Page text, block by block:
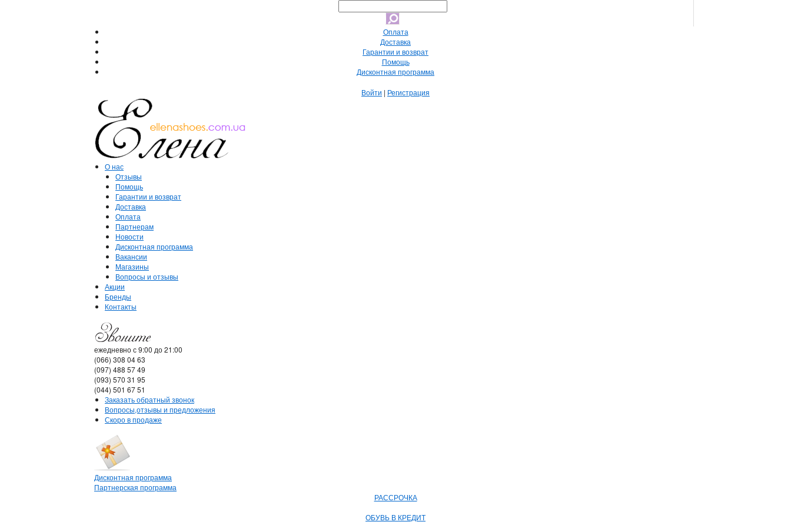
Оплата
Доставка
Гарантии и возврат
Помощь
Дисконтная программа
Войти | Регистрация
О нас
Отзывы
Помощь
Гарантии и возврат
Доставка
Оплата
Партнерам
Новости
Дисконтная программа
Вакансии
Магазины
Вопросы и отзывы
Акции
Бренды
Контакты
ежедневно с 9:00 до 21:00
(066) 308 04 63
(097) 488 57 49
(093) 570 31 95
(044) 501 67 51
Заказать обратный звонок
Вопросы,отзывы и предложения
Скоро в продаже
Дисконтная программа
Партнерская программа
РАССРОЧКА
ОБУВЬ В КРЕДИТ